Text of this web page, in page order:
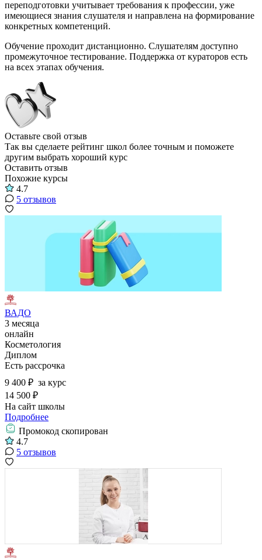
переподготовки учитывает требования к профессии, уже
имеющиеся знания слушателя и направлена на формирование
конкретных компетенций.
Обучение проходит дистанционно. Слушателям доступно
промежуточное тестирование. Поддержка от кураторов есть
на всех этапах обучения.
Оставьте свой отзыв
Так вы сделаете рейтинг школ более точным и поможете
другим выбрать хороший курс
Оставить отзыв
Похожие курсы
4.7
5 отзывов
ВАДО
3 месяца
онлайн
Косметология
Диплом
Есть рассрочка
9 400 ₽ за курс
14 500 ₽
На сайт школы
Подробнее
Промокод скопирован
4.7
5 отзывов